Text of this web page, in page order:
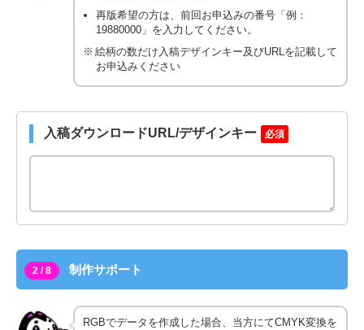
再版希望の方は、前回お申込みの番号「例：
19880000」を入力してください。
絵柄の数だけ入稿デザインキー及びURLを記載して
お申込みください
入稿ダウンロードURL/デザインキー 必須
2 / 8 制作サポート
RGBでデータを作成した場合、当方にてCMYK変換を